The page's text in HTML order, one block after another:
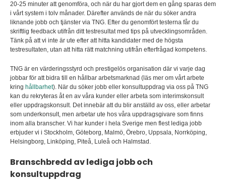
20-25 minuter att genomföra, och när du har gjort dem en gång sparas dem
i vårt system i tolv månader. Därefter används de när du söker andra
liknande jobb och tjänster via TNG. Efter du genomfört testerna får du
skriftlig feedback utifrån ditt testresultat med tips på utvecklingsområden.
Tänk på att vi inte är ute efter att hitta kandidater med de högsta
testresultaten, utan att hitta rätt matchning utifrån efterfrågad kompetens.
TNG är en värderingsstyrd och prestigelös organisation där vi varje dag
jobbar för att bidra till en hållbar arbetsmarknad (läs mer om vårt arbete
kring hållbarhet). När du söker jobb eller konsultuppdrag via oss på TNG
kan du rekryteras åt en av våra kunder eller arbeta som interimskonsult
eller uppdragskonsult. Det innebär att du blir anställd av oss, eller arbetar
som underkonsult, men arbetar ute hos våra uppdragsgivare som finns
inom alla branscher. Vi har kunder i hela Sverige men flest lediga jobb
erbjuder vi i Stockholm, Göteborg, Malmö, Örebro, Uppsala, Norrköping,
Helsingborg, Linköping, Piteå, Luleå och Halmstad.
Branschbredd av lediga jobb och
konsultuppdrag